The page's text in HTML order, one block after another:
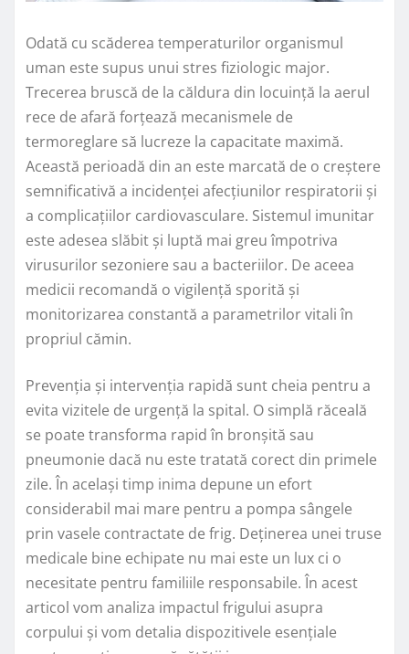
Odată cu scăderea temperaturilor organismul
uman este supus unui stres fiziologic major.
Trecerea bruscă de la căldura din locuință la aerul
rece de afară forțează mecanismele de
termoreglare să lucreze la capacitate maximă.
Această perioadă din an este marcată de o creștere
semnificativă a incidenței afecțiunilor respiratorii și
a complicațiilor cardiovasculare. Sistemul imunitar
este adesea slăbit și luptă mai greu împotriva
virusurilor sezoniere sau a bacteriilor. De aceea
medicii recomandă o vigilență sporită și
monitorizarea constantă a parametrilor vitali în
propriul cămin.
Prevenția și intervenția rapidă sunt cheia pentru a
evita vizitele de urgență la spital. O simplă răceală
se poate transforma rapid în bronșită sau
pneumonie dacă nu este tratată corect din primele
zile. În același timp inima depune un efort
considerabil mai mare pentru a pompa sângele
prin vasele contractate de frig. Deținerea unei truse
medicale bine echipate nu mai este un lux ci o
necesitate pentru familiile responsabile. În acest
articol vom analiza impactul frigului asupra
corpului și vom detalia dispozitivele esențiale